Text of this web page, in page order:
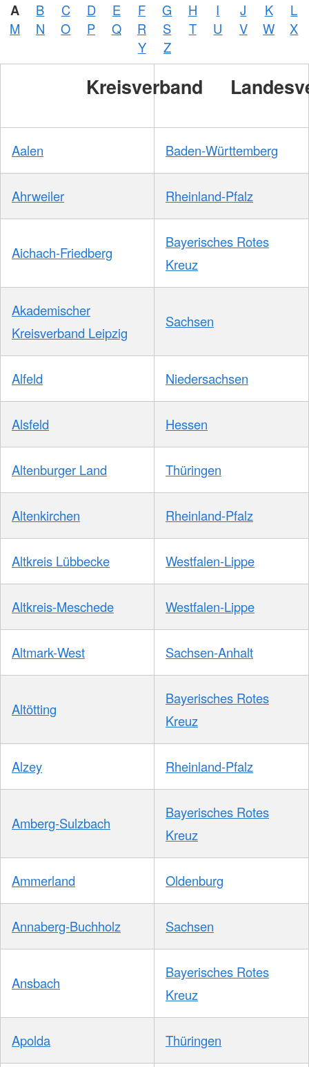
A B C D E F G H I J K
L
M
N O P Q R S T U V W
X
Y
Z
Kreisverband
Aalen Baden-Württemberg
Ahrweiler Rheinland-Pfalz
Aichach-Friedberg
Bayerisches Rotes
Kreuz
Akademischer
Kreisverband Leipzig
Sachsen
Alfeld Niedersachsen
Alsfeld Hessen
Altenburger Land Thüringen
Altenkirchen Rheinland-Pfalz
Altkreis Lübbecke Westfalen-Lippe
Altkreis-Meschede Westfalen-Lippe
Altmark-West Sachsen-Anhalt
Altötting
Bayerisches Rotes
Kreuz
Alzey Rheinland-Pfalz
Amberg-Sulzbach
Bayerisches Rotes
Kreuz
Ammerland Oldenburg
Annaberg-Buchholz Sachsen
Ansbach
Bayerisches Rotes
Kreuz
Apolda Thüringen